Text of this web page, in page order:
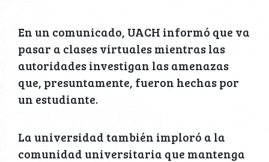
En un comunicado, UACH informó que va
pasar a clases virtuales mientras las
autoridades investigan las amenazas
que, presuntamente, fueron hechas por
un estudiante.
La universidad también imploró a la
comunidad universitaria que mantenga